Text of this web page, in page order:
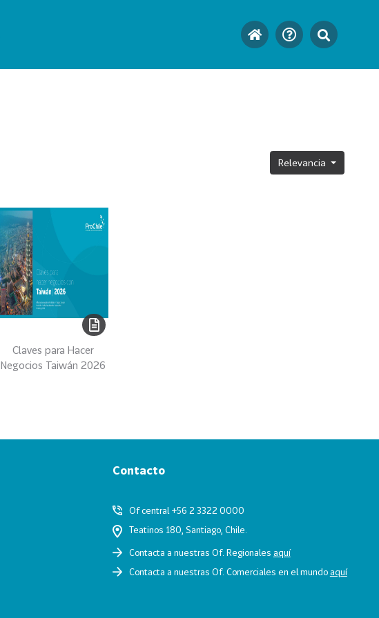
Relevancia
Claves para Hacer
Negocios Taiwán 2026
Contacto
Of central +56 2 3322 0000
Teatinos 180, Santiago, Chile.
Contacta a nuestras Of. Regionales aquí
Contacta a nuestras Of. Comerciales en el mundoaquí